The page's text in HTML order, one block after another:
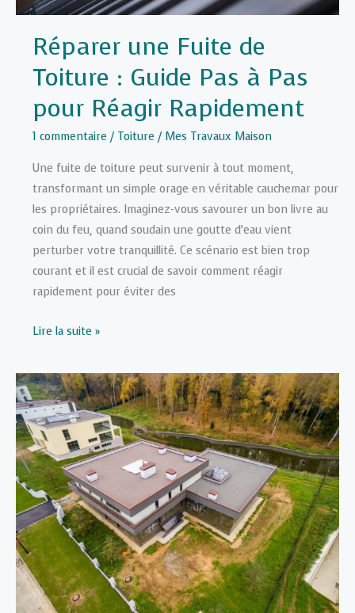
Réparer une Fuite de
Toiture : Guide Pas à Pas
pour Réagir Rapidement
1 commentaire / Toiture / Mes Travaux Maison
Une fuite de toiture peut survenir à tout moment,
transformant un simple orage en véritable cauchemar pour
les propriétaires. Imaginez-vous savourer un bon livre au
coin du feu, quand soudain une goutte d’eau vient
perturber votre tranquillité. Ce scénario est bien trop
courant et il est crucial de savoir comment réagir
rapidement pour éviter des
Réparer
Fuite
de
Toiture
:
Guide
Pas
à
Pas
pour
Réagir
Rapidement
Lire la suite »